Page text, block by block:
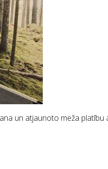
un atjaunoto meža